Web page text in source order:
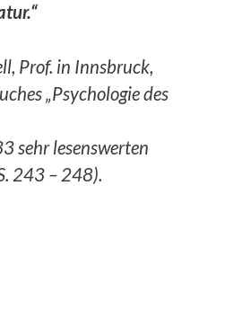
Prof. in Innsbruck,
„Psychologie des
sehr lesenswerten
243 – 248).